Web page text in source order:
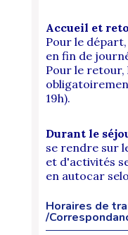
Accueil et
Pour le
en fin de
Pour le retour,
19h).
Durant le
se rendre sur
et d'activités
en autocar
Horaires de
/